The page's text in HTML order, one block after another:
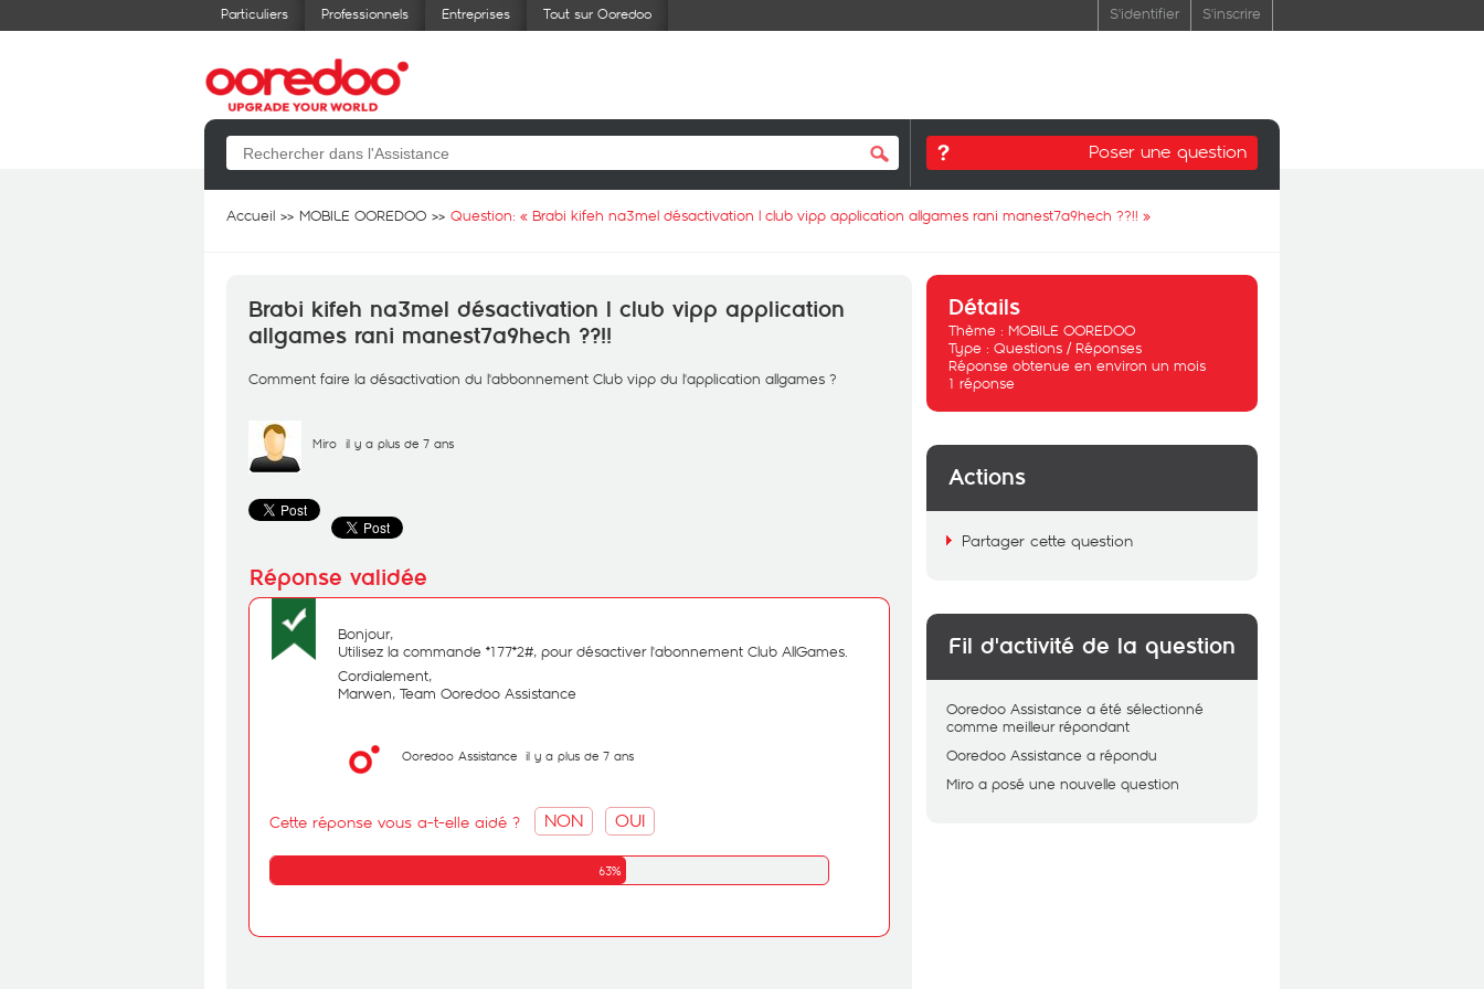
Particuliers Professionnels Entreprises Tout sur Ooredoo S'identifier S'inscrire
Poser une question
Accueil MOBILE OOREDOO Question: « Brabi kifeh na3mel désactivation l club vipp application allgames rani manest7a9hech ??!! »
Brabi kifeh na3mel désactivation l club vipp application
allgames rani manest7a9hech ??!!
Comment faire la désactivation du l'abbonnement Club vipp du l'application allgames ?
Miro il y a plus de 7 ans
Bonjour,
Utilisez la commande *177*2#, pour désactiver l'abonnement Club AllGames.
Cordialement,
Marwen, Team Ooredoo Assistance
Ooredoo Assistance il y a plus de 7 ans
Cette réponse vous a-t-elle aidé ? NON OUI
63%
Détails
Thème : MOBILE OOREDOO
Type : Questions / Réponses
Réponse obtenue en environ un mois
1 réponse
Actions
Partager cette question
Fil d'activité de la question
Ooredoo Assistance a été sélectionné
comme meilleur répondant
Ooredoo Assistance a répondu
Miro a posé une nouvelle question